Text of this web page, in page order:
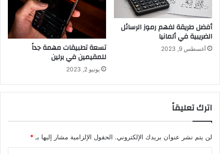
أفضل طريقة لفهم رموز الرسائل
الضريبية في ألمانيا
أغسطس 9, 2023 تسعة تطبيقات مهمة جداً
للمقيمين في برلين
يونيو 2, 2023
اترك تعليقاً
لن يتم نشر عنوان بريدك الإلكتروني. الحقول الإلزامية مشار إليها بـ*